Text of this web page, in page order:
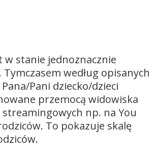
w stanie jednoznacznie
według opisanych
Pani dziecko/dzieci
przemocą widowiska
np. na You
To pokazuje skalę